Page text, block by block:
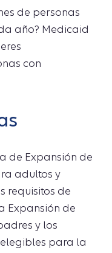
de personas
año? Medicaid
con
de Expansión de
adultos y
requisitos de
Expansión de
y los
para la